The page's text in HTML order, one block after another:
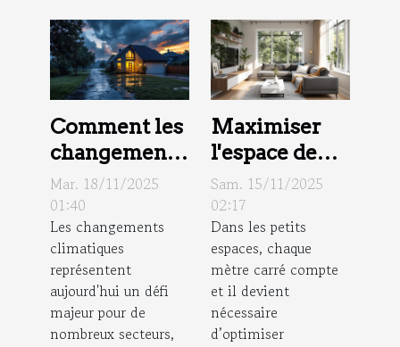
Comment les
changements
climatiques
impactent le
marché
immobilier ?
Mar. 18/11/2025
01:40
Les changements
climatiques
représentent
aujourd'hui un défi
majeur pour de
nombreux secteurs,
Maximiser
l'espace de
vie :
stratégies
pour petits
intérieurs
Sam. 15/11/2025
02:17
Dans les petits
espaces, chaque
mètre carré compte
et il devient
nécessaire
d’optimiser